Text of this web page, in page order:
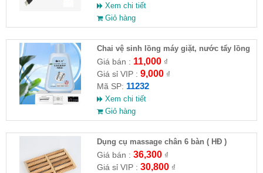
Xem chi tiết
Giỏ hàng
Chai vệ sinh lồng máy giặt, nước tẩy lồng
máy giặt CLEANING FLUID
Giá bán : 11,000₫
Giá sỉ VIP : 9,000₫
Mã SP: 11232
Xem chi tiết
Giỏ hàng
Dụng cụ massage chân 6 bàn ( HĐ )
Giá bán : 36,300₫
Giá sỉ VIP : 30,800₫